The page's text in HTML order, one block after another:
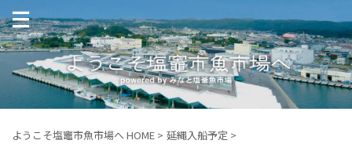
ようこそ塩竈市魚市場へ HOME > 延縄入船予定 >